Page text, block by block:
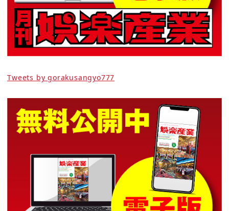
Tweets by gorakusangyo777